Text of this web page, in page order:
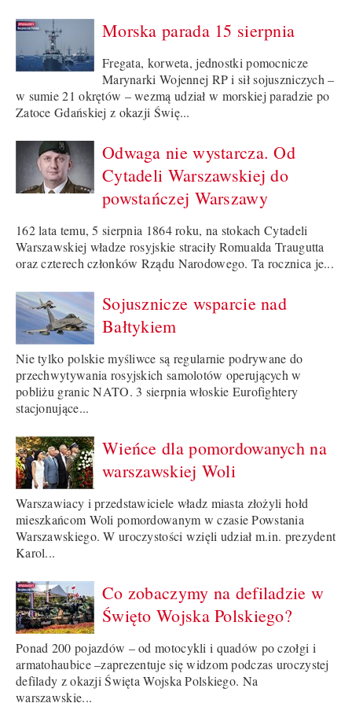
Morska parada 15 sierpnia
Fregata, korweta, jednostki pomocnicze
Marynarki Wojennej RP i sił sojuszniczych –
w sumie 21 okrętów – wezmą udział w morskiej paradzie po
Zatoce Gdańskiej z okazji Świę...
Odwaga nie wystarcza. Od
Cytadeli Warszawskiej do
powstańczej Warszawy
162 lata temu, 5 sierpnia 1864 roku, na stokach Cytadeli
Warszawskiej władze rosyjskie straciły Romualda Traugutta
oraz czterech członków Rządu Narodowego. Ta rocznica je...
Sojusznicze wsparcie nad
Bałtykiem
Nie tylko polskie myśliwce są regularnie podrywane do
przechwytywania rosyjskich samolotów operujących w
pobliżu granic NATO. 3 sierpnia włoskie Eurofightery
stacjonujące...
Wieńce dla pomordowanych na
warszawskiej Woli
Warszawiacy i przedstawiciele władz miasta złożyli hołd
mieszkańcom Woli pomordowanym w czasie Powstania
Warszawskiego. W uroczystości wzięli udział m.in. prezydent
Karol...
Co zobaczymy na defiladzie w
Święto Wojska Polskiego?
Ponad 200 pojazdów – od motocykli i quadów po czołgi i
armatohaubice –zaprezentuje się widzom podczas uroczystej
defilady z okazji Święta Wojska Polskiego. Na
warszawskie...